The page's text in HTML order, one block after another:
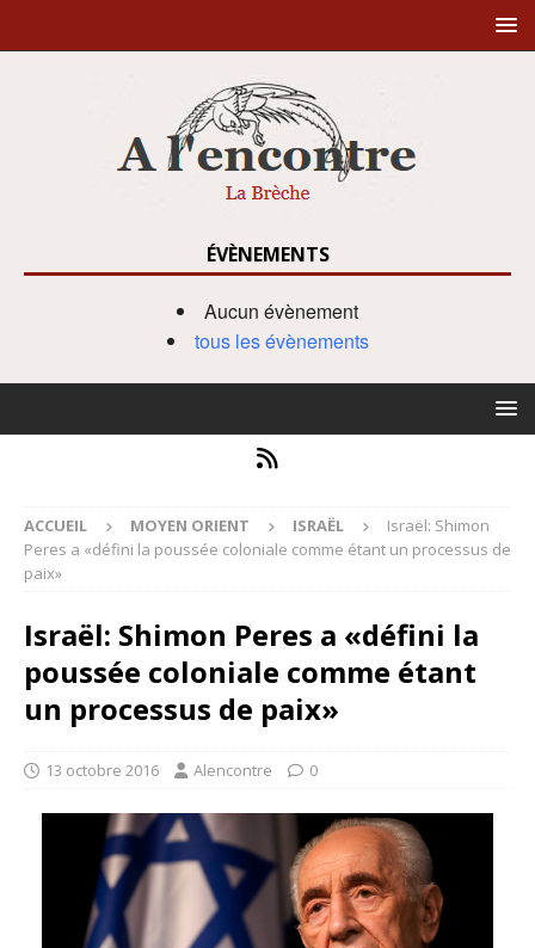
ÉVÈNEMENTS
Aucun évènement
tous les évènements
ACCUEIL MOYEN ORIENT ISRAËL
Israël: Shimon
Peres a «défini la poussée coloniale comme étant un processus de
paix»
Israël: Shimon Peres a «défini la
poussée coloniale comme étant
un processus de paix»
13 octobre 2016 Alencontre 0